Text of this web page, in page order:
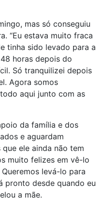
mas só conseguiu
“Eu estava muito fraca
tinha sido levado para a
horas depois do
Só tranquilizei depois
Agora somos
aqui junto com as
da família e dos
e aguardam
que ele ainda não tem
muito felizes em vê-lo
levá-lo para
pronto desde quando eu
a mãe.